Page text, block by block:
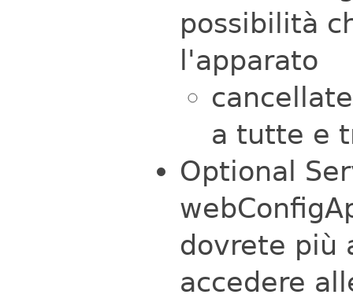
possibilità
l'apparato
a tutte e
Optional
dovrete più
accedere